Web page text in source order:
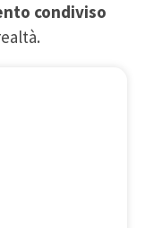
condiviso